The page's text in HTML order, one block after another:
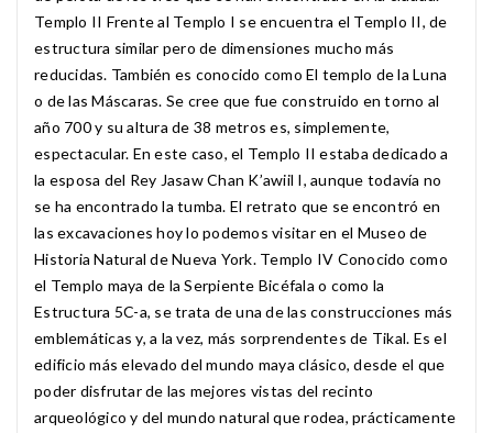
Templo II Frente al Templo I se encuentra el Templo II, de
estructura similar pero de dimensiones mucho más
reducidas. También es conocido como El templo de la Luna
o de las Máscaras. Se cree que fue construido en torno al
año 700 y su altura de 38 metros es, simplemente,
espectacular. En este caso, el Templo II estaba dedicado a
la esposa del Rey Jasaw Chan K’awiil I, aunque todavía no
se ha encontrado la tumba. El retrato que se encontró en
las excavaciones hoy lo podemos visitar en el Museo de
Historia Natural de Nueva York. Templo IV Conocido como
el Templo maya de la Serpiente Bicéfala o como la
Estructura 5C-a, se trata de una de las construcciones más
emblemáticas y, a la vez, más sorprendentes de Tikal. Es el
edificio más elevado del mundo maya clásico, desde el que
poder disfrutar de las mejores vistas del recinto
arqueológico y del mundo natural que rodea, prácticamente